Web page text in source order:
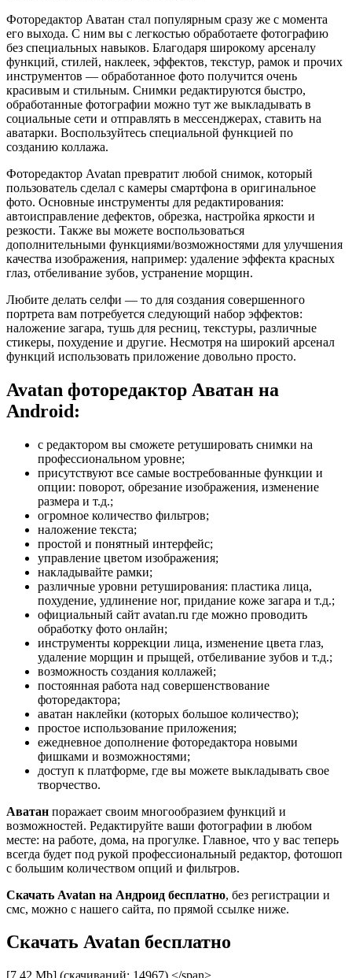
Фоторедактор Аватан стал популярным сразу же с момента
его выхода. С ним вы с легкостью обработаете фотографию
без специальных навыков. Благодаря широкому арсеналу
функций, стилей, наклеек, эффектов, текстур, рамок и прочих
инструментов — обработанное фото получится очень
красивым и стильным. Снимки редактируются быстро,
обработанные фотографии можно тут же выкладывать в
социальные сети и отправлять в мессенджерах, ставить на
аватарки. Воспользуйтесь специальной функцией по
созданию коллажа.
Фоторедактор Avatan превратит любой снимок, который
пользователь сделал с камеры смартфона в оригинальное
фото. Основные инструменты для редактирования:
автоисправление дефектов, обрезка, настройка яркости и
резкости. Также вы можете воспользоваться
дополнительными функциями/возможностями для улучшения
качества изображения, например: удаление эффекта красных
глаз, отбеливание зубов, устранение морщин.
Любите делать селфи — то для создания совершенного
портрета вам потребуется следующий набор эффектов:
наложение загара, тушь для ресниц, текстуры, различные
стикеры, похудение и другие. Несмотря на широкий арсенал
функций использовать приложение довольно просто.
Avatan фоторедактор Аватан на
Android:
с редактором вы сможете ретушировать снимки на
профессиональном уровне;
присутствуют все самые востребованные функции и
опции: поворот, обрезание изображения, изменение
размера и т.д.;
огромное количество фильтров;
наложение текста;
простой и понятный интерфейс;
управление цветом изображения;
накладывайте рамки;
различные уровни ретуширования: пластика лица,
похудение, удлинение ног, придание коже загара и т.д.;
официальный сайт avatan.ru где можно проводить
обработку фото онлайн;
инструменты коррекции лица, изменение цвета глаз,
удаление морщин и прыщей, отбеливание зубов и т.д.;
возможность создания коллажей;
постоянная работа над совершенствование
фоторедактора;
аватан наклейки (которых большое количество);
простое использование приложения;
ежедневное дополнение фоторедактора новыми
фишками и возможностями;
доступ к платформе, где вы можете выкладывать свое
творчество.
Аватан поражает своим многообразием функций и
возможностей. Редактируйте ваши фотографии в любом
месте: на работе, дома, на прогулке. Главное, что у вас теперь
всегда будет под рукой профессиональный редактор, фотошоп
с большим количеством опций и фильтров.
Скачать Avatan на Андроид бесплатно, без регистрации и
смс, можно с нашего сайта, по прямой ссылке ниже.
Скачать Avatan бесплатно